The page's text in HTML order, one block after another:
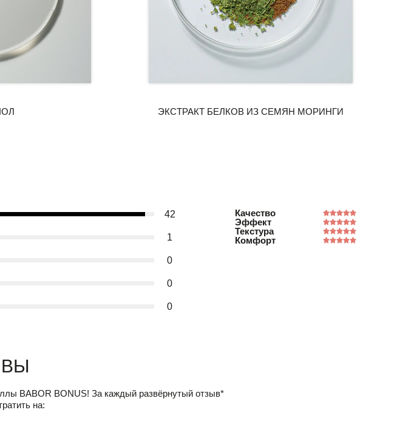
42
1
0
0
0
Качество
Эффект
Текстура
Комфорт
BABOR BONUS! За каждый развёрнутый отзыв*
на: